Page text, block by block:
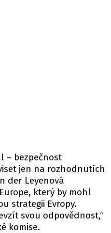
– bezpečnost
jen na rozhodnutích
der Leyenová
, který by mohl
strategii Evropy.
svou odpovědnost,“
komise.